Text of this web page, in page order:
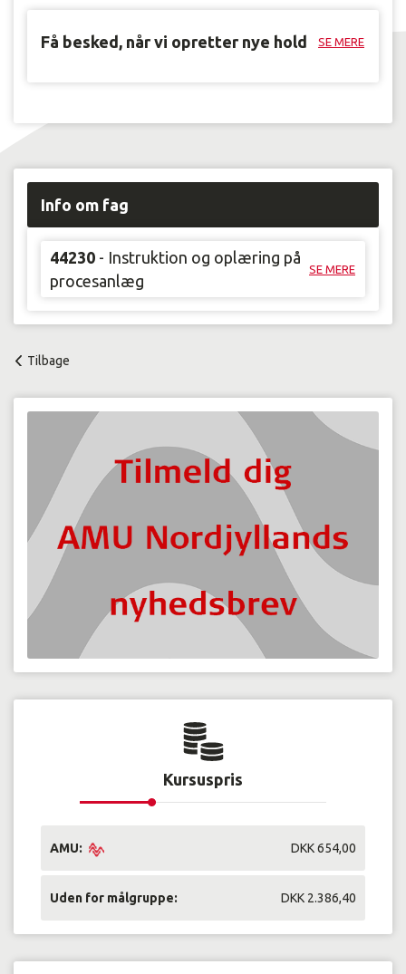
Få besked, når vi opretter nye hold SE MERE
Info om fag
44230 - Instruktion og oplæring på
procesanlæg
SE MERE
Tilbage
Kursuspris
AMU: DKK 654,00
Uden for målgruppe: DKK 2.386,40